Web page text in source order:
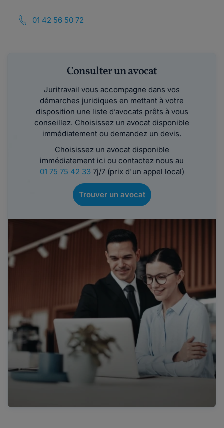
01 42 56 50 72
Consulter un avocat
Juritravail vous accompagne dans vos
démarches juridiques en mettant à votre
disposition une liste d’avocats prêts à vous
conseillez. Choisissez un avocat disponible
immédiatement ou demandez un devis.
Choisissez un avocat disponible
immédiatement ici ou contactez nous au
01 75 75 42 337j/7 (prix d'un appel local)
Trouver un avocat